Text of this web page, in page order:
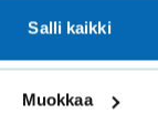
Salli kaikki
Muokkaa
Oy